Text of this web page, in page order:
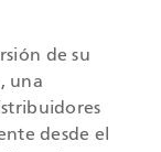
de su
una
desde el